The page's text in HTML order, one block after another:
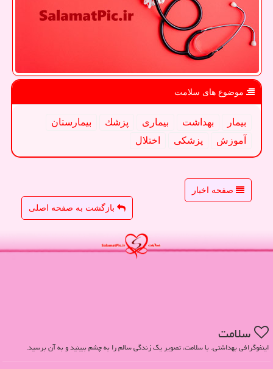
موضوع های سلامت
بیمار بهداشت بیماری پزشك
بیمارستان
آموزش
پزشكی اختلال
صفحه اخبار
بازگشت به صفحه اصلی
سلامت
اینفوگرافی بهداشتی. با سلامت، تصویر یک زندگی سالم را به چشم ببینید و به آن برسید.